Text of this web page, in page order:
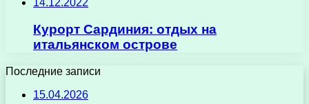
14.12.2022
Курорт Сардиния: отдых на
итальянском острове
Последние записи
15.04.2026